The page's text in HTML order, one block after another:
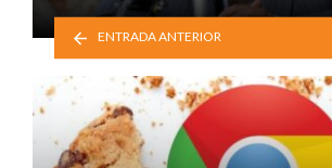
ENTRADA ANTERIOR